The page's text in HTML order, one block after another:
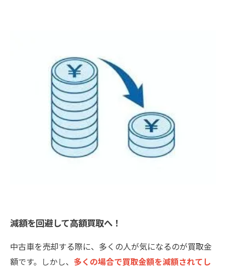
減額を回避して高額買取へ！
中古車を売却する際に、多くの人が気になるのが買取金
額です。しかし、 多くの場合で買取金額を減額されてし